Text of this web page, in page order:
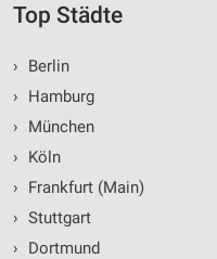
Top Städte
›
Berlin
›
Hamburg
›
München
›
Köln
›
Frankfurt (Main)
› Stuttgart
›
Dortmund